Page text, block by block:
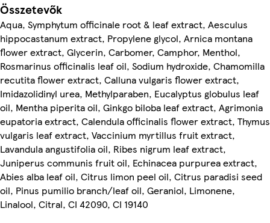
Összetevők
Aqua, Symphytum officinale root & leaf extract, Aesculus
hippocastanum extract, Propylene glycol, Arnica montana
flower extract, Glycerin, Carbomer, Camphor, Menthol,
Rosmarinus officinalis leaf oil, Sodium hydroxide, Chamomilla
recutita flower extract, Calluna vulgaris flower extract,
Imidazolidinyl urea, Methylparaben, Eucalyptus globulus leaf
oil, Mentha piperita oil, Ginkgo biloba leaf extract, Agrimonia
eupatoria extract, Calendula officinalis flower extract, Thymus
vulgaris leaf extract, Vaccinium myrtillus fruit extract,
Lavandula angustifolia oil, Ribes nigrum leaf extract,
Juniperus communis fruit oil, Echinacea purpurea extract,
Abies alba leaf oil, Citrus limon peel oil, Citrus paradisi seed
oil, Pinus pumilio branch/leaf oil, Geraniol, Limonene,
Linalool, Citral, CI 42090, CI 19140